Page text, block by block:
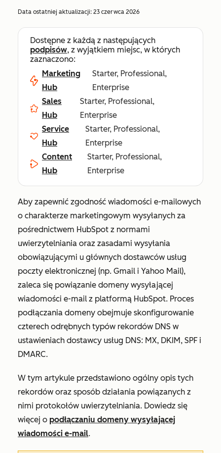
Data ostatniej aktualizacji: 23 czerwca 2026
Dostępne z każdą z następujących
podpisów, z wyjątkiem miejsc, w których
zaznaczono:
Marketing
Hub
Starter, Professional,
Enterprise
Sales
Hub
Starter, Professional,
Enterprise
Service
Hub
Starter, Professional,
Enterprise
Content
Hub
Starter, Professional,
Enterprise
Aby zapewnić zgodność wiadomości e-mailowych
o charakterze marketingowym wysyłanych za
pośrednictwem HubSpot z normami
uwierzytelniania oraz zasadami wysyłania
obowiązującymi u głównych dostawców usług
poczty elektronicznej (np. Gmail i Yahoo Mail),
zaleca się powiązanie domeny wysyłającej
wiadomości e-mail z platformą HubSpot. Proces
podłączania domeny obejmuje skonfigurowanie
czterech odrębnych typów rekordów DNS w
ustawieniach dostawcy usług DNS: MX, DKIM, SPF i
DMARC.
W tym artykule przedstawiono ogólny opis tych
rekordów oraz sposób działania powiązanych z
nimi protokołów uwierzytelniania. Dowiedz się
więcej o podłączaniu domeny wysyłającej
wiadomości e-mail.